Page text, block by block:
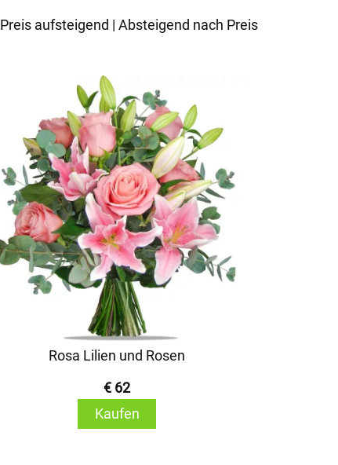
Preis aufsteigend | Absteigend nach Preis
Rosa Lilien und Rosen
€ 62
Kaufen